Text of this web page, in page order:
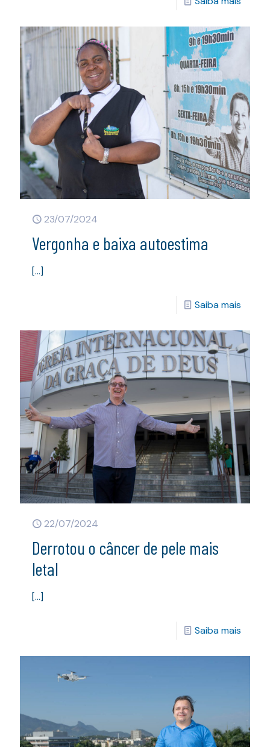
23/07/2024
Vergonha e baixa autoestima
[…]
Saiba mais
22/07/2024
Derrotou o câncer de pele mais
letal
[…]
Saiba mais